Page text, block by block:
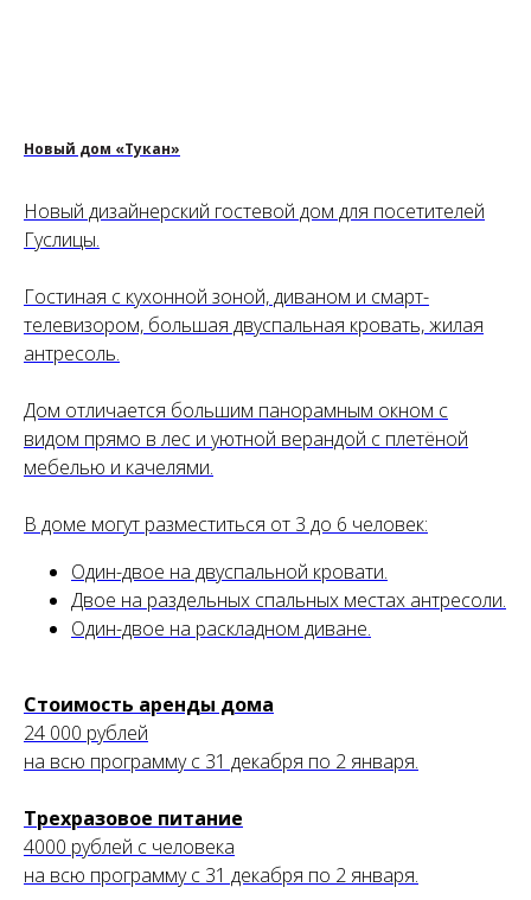
Новый дом «Тукан»
Новый дизайнерский гостевой дом для посетителей
Гуслицы.
Гостиная с кухонной зоной, диваном и смарт-
телевизором, большая двуспальная кровать, жилая
антресоль.
Дом отличается большим панорамным окном с
видом прямо в лес и уютной верандой с плетёной
мебелью и качелями.
В доме могут разместиться от 3 до 6 человек:
Один-двое на двуспальной кровати.
Двое на раздельных спальных местах антресоли.
Один-двое на раскладном диване.
Стоимость аренды дома
24 000 рублей
на всю программу с 31 декабря по 2 января.
Трехразовое питание
4000 рублей с человека
на всю программу с 31 декабря по 2 января.